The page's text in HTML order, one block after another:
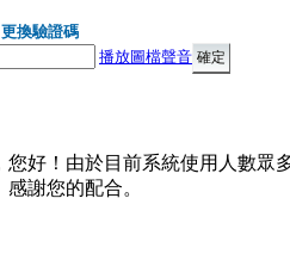
更換驗證碼
播放圖檔聲音
您好！由於目前系統使用人數眾
謝您的配合。